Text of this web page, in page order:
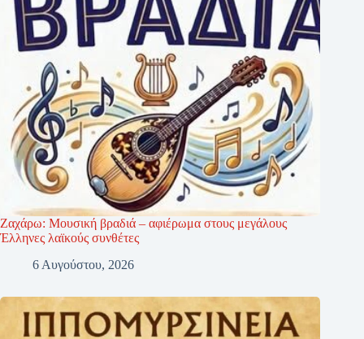
Ζαχάρω: Μουσική βραδιά – αφιέρωμα στους μεγάλους
Έλληνες λαϊκούς συνθέτες
6 Αυγούστου, 2026